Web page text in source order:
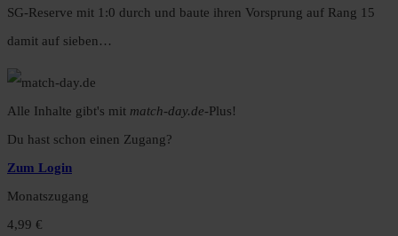
SG-Reserve mit 1:0 durch und baute ihren Vorsprung auf Rang 15
damit auf sieben…
Alle Inhalte gibt's mit match-day.de-Plus!
Du hast schon einen Zugang?
Zum Login
Monatszugang
4,99 €